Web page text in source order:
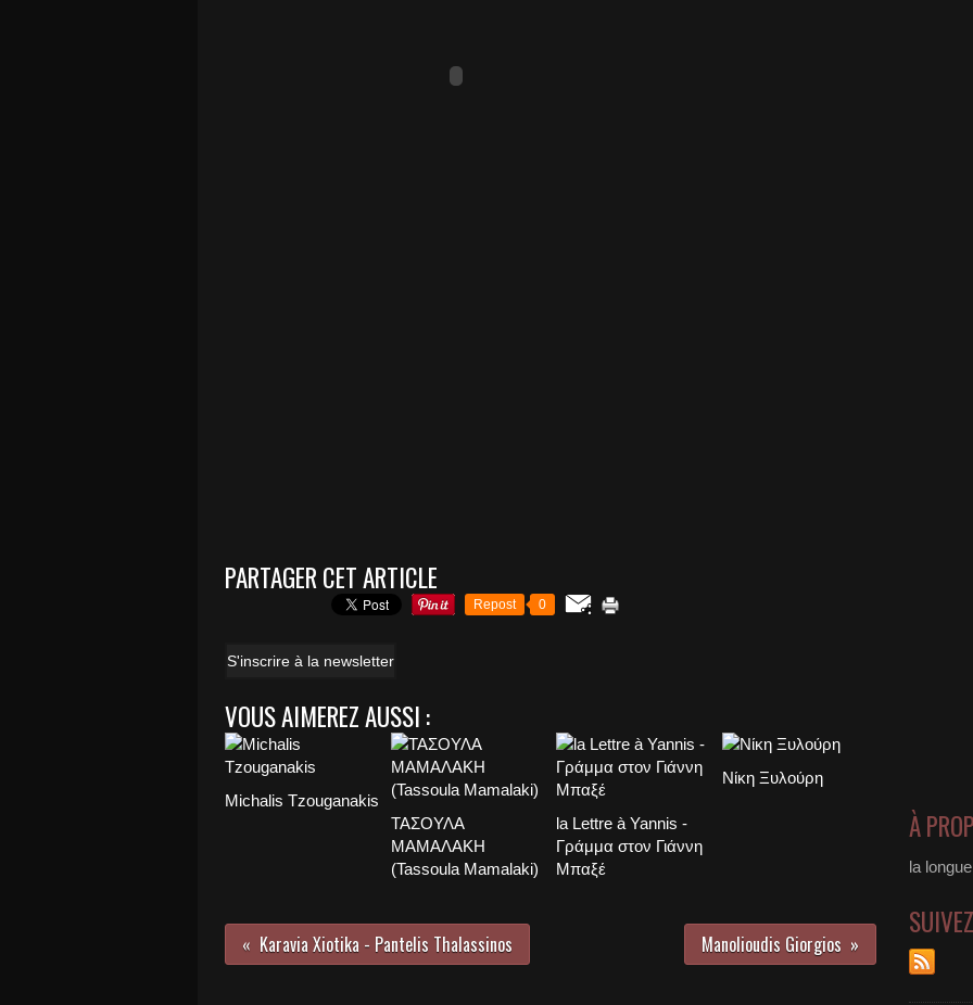
PARTAGER CET ARTICLE
Repost 0
S'inscrire à la newsletter
VOUS AIMEREZ AUSSI :
Michalis Tzouganakis
ΤΑΣΟΥΛΑ
ΜΑΜΑΛΑΚΗ
(Tassoula Mamalaki)
la Lettre à Yannis -
Γράμμα στον Γιάννη
Μπαξέ
Νίκη Ξυλούρη
Karavia Xiotika - Pantelis Thalassinos Manolioudis Giorgios
À
la